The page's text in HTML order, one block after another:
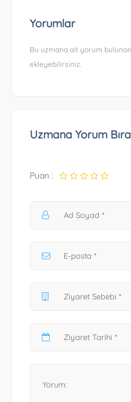
Yorumlar
Bu uzmana ait yorum
ekleyebilirsiniz.
Uzmana Yorum
Puan :